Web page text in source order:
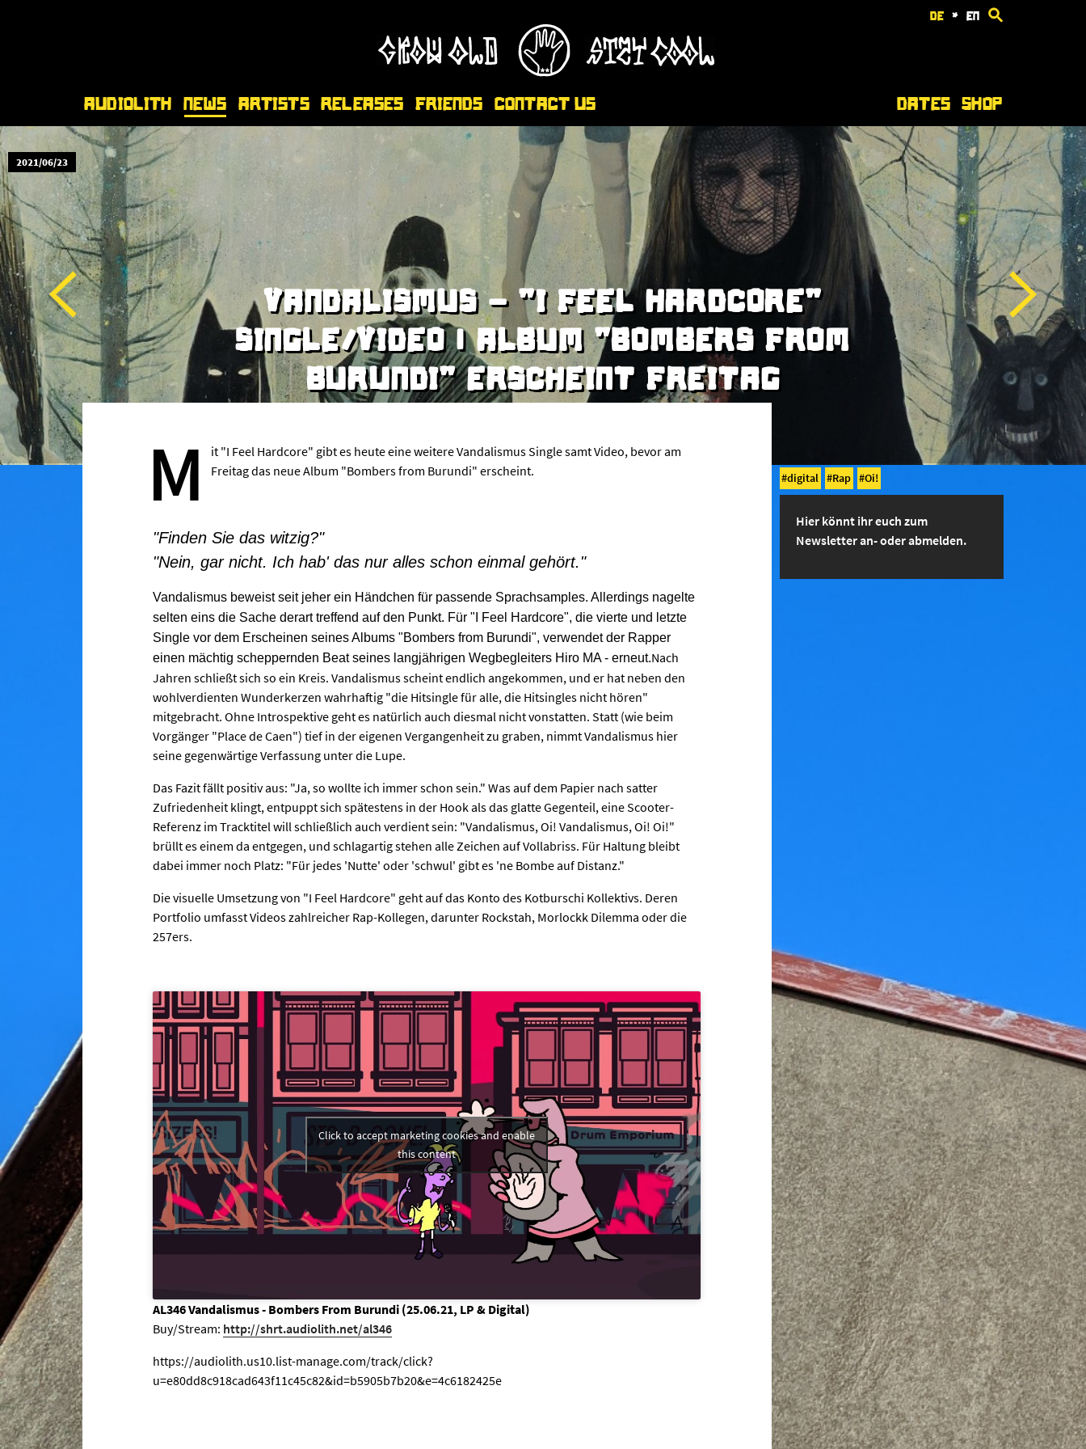
de * en
Audiolith News Artists Releases Friends Contact Us Dates Shop
2021/06/23
VANDALISMUS - "I FEEL HARDCORE"
SINGLE/VIDEO | ALBUM "BOMBERS FROM
BURUNDI" ERSCHEINT FREITAG
M
it "I Feel Hardcore" gibt es heute eine weitere Vandalismus Single samt Video, bevor am
Freitag das neue Album "Bombers from Burundi" erscheint.
"Finden Sie das witzig?"
"Nein, gar nicht. Ich hab' das nur alles schon einmal gehört."
Vandalismus beweist seit jeher ein Händchen für passende Sprachsamples. Allerdings nagelte
selten eins die Sache derart treffend auf den Punkt. Für "I Feel Hardcore", die vierte und letzte
Single vor dem Erscheinen seines Albums "Bombers from Burundi", verwendet der Rapper
einen mächtig scheppernden Beat seines langjährigen Wegbegleiters Hiro MA - erneut.Nach
Jahren schließt sich so ein Kreis. Vandalismus scheint endlich angekommen, und er hat neben den
wohlverdienten Wunderkerzen wahrhaftig "die Hitsingle für alle, die Hitsingles nicht hören"
mitgebracht. Ohne Introspektive geht es natürlich auch diesmal nicht vonstatten. Statt (wie beim
Vorgänger "Place de Caen") tief in der eigenen Vergangenheit zu graben, nimmt Vandalismus hier
seine gegenwärtige Verfassung unter die Lupe.
Das Fazit fällt positiv aus: "Ja, so wollte ich immer schon sein." Was auf dem Papier nach satter
Zufriedenheit klingt, entpuppt sich spätestens in der Hook als das glatte Gegenteil, eine Scooter-
Referenz im Tracktitel will schließlich auch verdient sein: "Vandalismus, Oi! Vandalismus, Oi! Oi!"
brüllt es einem da entgegen, und schlagartig stehen alle Zeichen auf Vollabriss. Für Haltung bleibt
dabei immer noch Platz: "Für jedes 'Nutte' oder 'schwul' gibt es 'ne Bombe auf Distanz."
Die visuelle Umsetzung von "I Feel Hardcore" geht auf das Konto des Kotburschi Kollektivs. Deren
Portfolio umfasst Videos zahlreicher Rap-Kollegen, darunter Rockstah, Morlockk Dilemma oder die
257ers.
Click to accept marketing cookies and enable
this content
AL346 Vandalismus - Bombers From Burundi (25.06.21, LP & Digital)
Buy/Stream: http://shrt.audiolith.net/al346
https://audiolith.us10.list-manage.com/track/click?
u=e80dd8c918cad643f11c45c82&id=b5905b7b20&e=4c6182425e
digital Rap Oi!
Hier könnt ihr euch zum
Newsletter an- oder abmelden.